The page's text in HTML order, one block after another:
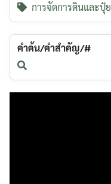
การจัดการดินและปุ๋ย
คำค้น/คำสำคัญ/#